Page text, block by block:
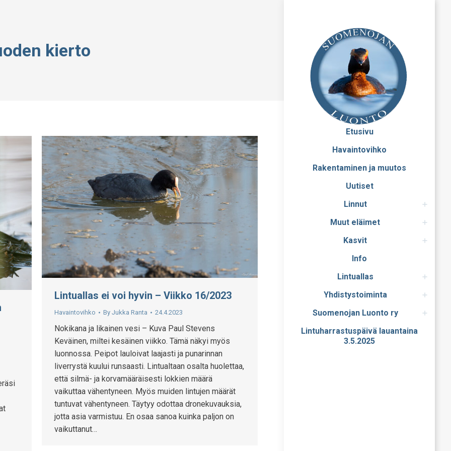
Etusivu
Havaintovihko
Rakentaminen ja muutos
Uutiset
Linnut
Muut eläimet
Kasvit
Info
Lintuallas
Yhdistystoiminta
Suomenojan Luonto ry
Lintuharrastuspäivä lauantaina
3.5.2025
kierto
Lintuallas ei voi hyvin – Viikko 16/2023
Havaintovihko By Jukka Ranta 24.4.2023
Nokikana ja likainen vesi – Kuva Paul Stevens
Keväinen, miltei kesäinen viikko. Tämä näkyi myös
luonnossa. Peipot lauloivat laajasti ja punarinnan
liverrystä kuului runsaasti. Lintualtaan osalta huolettaa,
että silmä- ja korvamääräisesti lokkien määrä
vaikuttaa vähentyneen. Myös muiden lintujen määrät
tuntuvat vähentyneen. Täytyy odottaa dronekuvauksia,
jotta asia varmistuu. En osaa sanoa kuinka paljon on
vaikuttanut…